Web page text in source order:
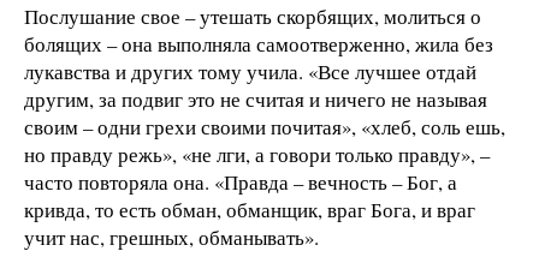
Послушание свое – утешать скорбящих, молиться о
болящих – она выполняла самоотверженно, жила без
лукавства и других тому учила. «Все лучшее отдай
другим, за подвиг это не считая и ничего не называя
своим – одни грехи своими почитая», «хлеб, соль ешь,
но правду режь», «не лги, а говори только правду», –
часто повторяла она. «Правда – вечность – Бог, а
кривда, то есть обман, обманщик, враг Бога, и враг
учит нас, грешных, обманывать».